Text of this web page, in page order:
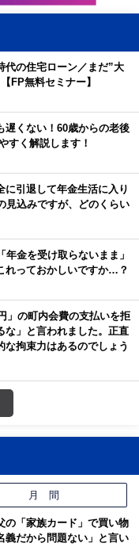
代の住宅ローン／まだ”大
FP無料セミナー】
遅くない！60歳からの老後
すく解説します！
に引退して年金生活に入り
見込みですが、どのくらい
年金を受け取らないまま」
れっておかしいですか…？
」の町内会費の支払いを拒
な」と言われました。正直
な拘束力はあるのでしょう
月 間
の「家族カード」で買い物
義だから問題ない」と言い